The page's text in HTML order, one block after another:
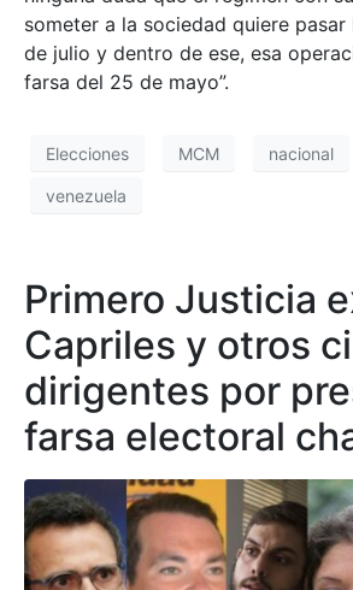
someter a la sociedad quiere
de julio y dentro de ese, esa
farsa del 25 de mayo”.
Elecciones MCM nacional
venezuela
Primero Justicia
Capriles y otros
dirigentes por
farsa electoral